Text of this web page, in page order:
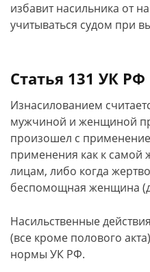
избавит насильника от
учитываться судом при
Статья 131 УК РФ
Изнасилованием
мужчиной и женщиной
произошел с
применения как к самой
лицам, либо когда
беспомощная женщина
Насильственные
(все кроме полового
нормы УК РФ.